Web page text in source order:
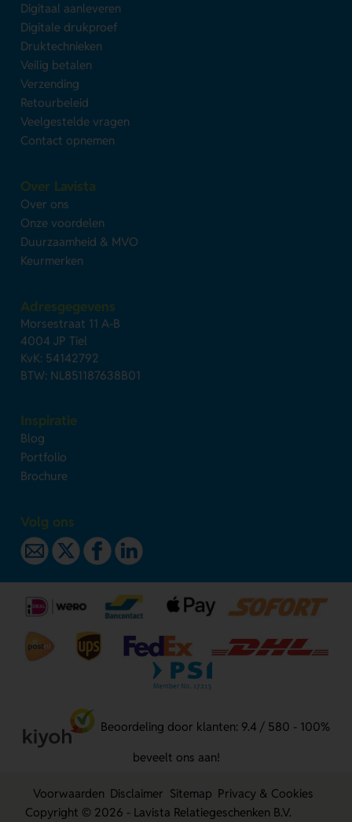
Digitaal aanleveren
Digitale drukproef
Druktechnieken
Veilig betalen
Verzending
Retourbeleid
Veelgestelde vragen
Contact opnemen
Over Lavista
Over ons
Onze voordelen
Duurzaamheid & MVO
Keurmerken
Adresgegevens
Morsestraat 11 A-B
4004 JP Tiel
KvK: 54142792
BTW: NL851187638B01
Inspiratie
Blog
Portfolio
Brochure
Volg ons
Beoordeling door klanten: 9.4 / 580 - 100%
beveelt ons aan!
Voorwaarden Disclaimer Sitemap Privacy & Cookies
Copyright © 2026 - Lavista Relatiegeschenken B.V.